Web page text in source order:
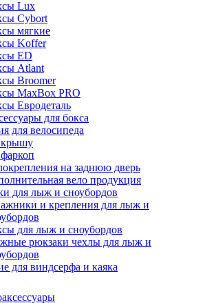
Lux
Cybort
мягкие
Koffer
ED
Atlant
Broomer
MaxBox PRO
Евродеталь
для бокса
для велосипеда
на заднюю дверь
вело продукция
для лыж и сноубордов
и крепления для лыж и
для лыж и сноубордов
рюкзаки чехлы для лыж и
для виндсерфа и каяка